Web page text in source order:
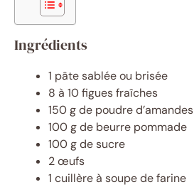
Ingrédients
1 pâte sablée ou brisée
8 à 10 figues fraîches
150 g de poudre d’amandes
100 g de beurre pommade
100 g de sucre
2 œufs
1 cuillère à soupe de farine